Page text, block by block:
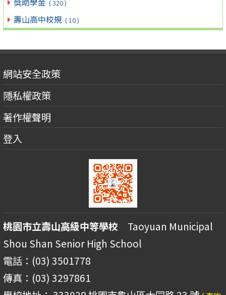
( 320 )
壽山高中校規 ( 10 )
網站安全政策
隱私權政策
著作權聲明
登入
桃園市立壽山高級中等學校 Taoyuan Municipal
Shou Shan Senior High School
電話：(03) 3501778
傳真：(03) 3297861